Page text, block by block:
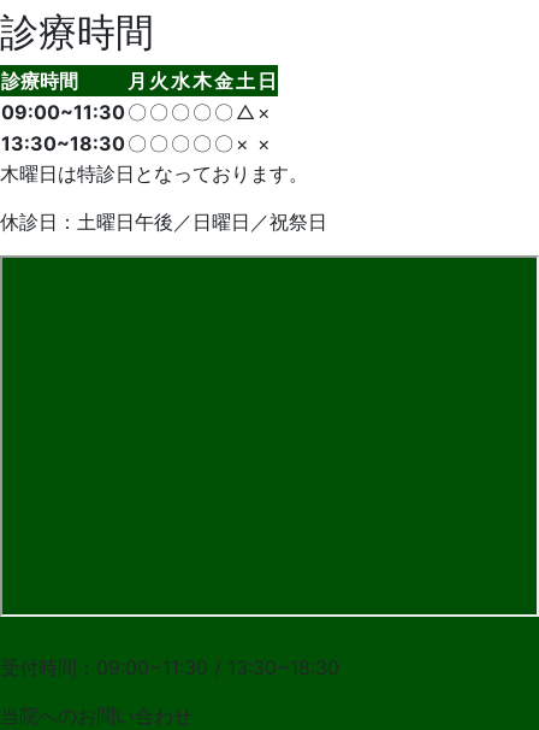
診療時間
診療時間 月 火水木金土 日
09:00~11:30〇 〇 〇 〇 〇 △ ×
13:30~18:30〇 〇 〇 〇 〇 × ×
木曜日は特診日となっております。
休診日：土曜日午後／日曜日／祝祭日
受付時間：09:00~11:30 / 13:30~18:30
当院へのお問い合わせ